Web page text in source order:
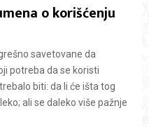
o korišćenju
savetovane da
potreba da se koristi
biti: da li će išta tog
ali se daleko više pažnje